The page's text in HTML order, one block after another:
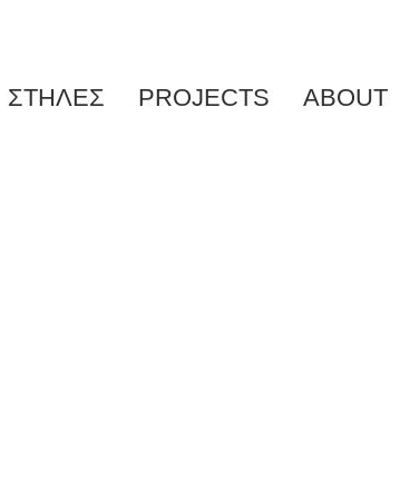
ΣΤΗΛΕΣ PROJECTS ABOUT